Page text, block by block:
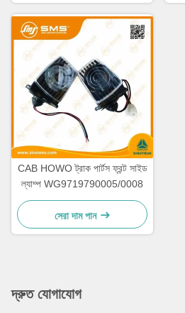
CAB HOWO ট্রাক পার্টস ফ্রন্ট সাইড
ল্যাম্প WG9719790005/0008
সেরা দাম পান
দ্রুত যোগাযোগ